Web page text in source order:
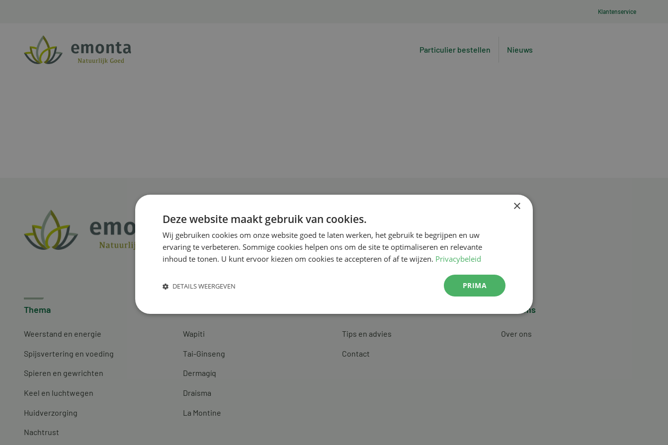
Klantenservice
Particulier bestellen Nieuws
Thema
Weerstand en energie
Spijsvertering en voeding
Spieren en gewrichten
Keel en luchtwegen
Huidverzorging
Nachtrust
Wapiti
Tai-Ginseng
Dermagíq
Draisma
La Montine
Tips en advies
Contact
Over ons
Over ons
×
Deze website maakt gebruik van cookies.
Wij gebruiken cookies om onze website goed te laten werken, het gebruik te begrijpen en uw
ervaring te verbeteren. Sommige cookies helpen ons om de site te optimaliseren en relevante
inhoud te tonen. U kunt ervoor kiezen om cookies te accepteren of af te wijzen. Privacybeleid
PRIMA
DETAILS WEERGEVEN